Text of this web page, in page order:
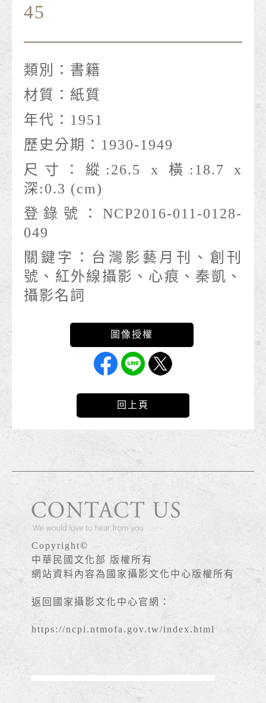
45
類別： 書籍
材質： 紙質
年代： 1951
歷史分期： 1930-1949
尺寸： 縱:26.5 x 橫:18.7 x
深:0.3 (cm)
登錄號： NCP2016-011-0128-
049
關鍵字： 台灣影藝月刊、創刊
號、紅外線攝影、心痕、秦凱、
攝影名詞
回上頁
Copyright©
中華民國文化部 版權所有
網站資料內容為國家攝影文化中心版權所有
返回國家攝影文化中心官網：
https://ncpi.ntmofa.gov.tw/index.html